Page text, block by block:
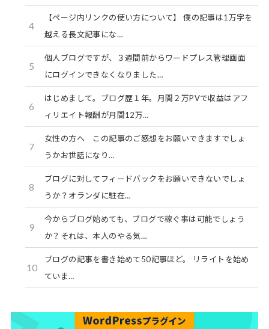
4
【ページ内リンクの使い方について】 僕の記事は1万字を
越える長文記事にな…
5
個人ブログですが、３週間前からワードプレス管理画面
にログインできなくなりました…
6
はじめまして。ブログ歴１年。月間２万PVで収益はアフ
ィリエイト報酬が月間12万…
7
女性の方へ この記事のご感想をお願いできますでしょ
うかお世話になり…
8
ブログに対してフィードバックをお願いできないでしょ
うか？オランダに駐在…
9
今からブログ始めても、ブログで稼ぐ事は可能でしょう
か？それは、本人のやる気…
10
ブログの記事を書き始めて50記事ほど。 リライトを始め
ていま…